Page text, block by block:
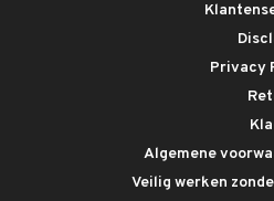
Privacy
Algemene
Veilig werken